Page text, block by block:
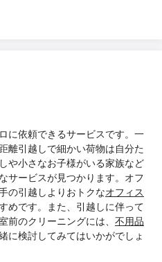
に依頼できるサービスです。一
離引越しで細かい荷物は自分た
や小さなお子様がいる家族など
サービスが見つかります。オフ
の引越しよりおトクなオフィス
めです。また、引越しに伴って
のクリーニングには、 不用品
に検討してみてはいかがでしょ